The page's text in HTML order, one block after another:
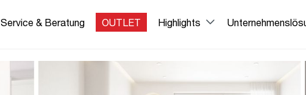
Service & Beratung OUTLET Highlights